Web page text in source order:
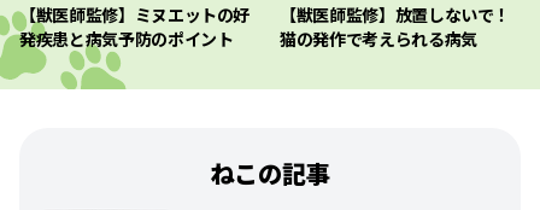
【獣医師監修】ミヌエットの好
発疾患と病気予防のポイント
【獣医師監修】放置しないで！
猫の発作で考えられる病気
ねこの記事